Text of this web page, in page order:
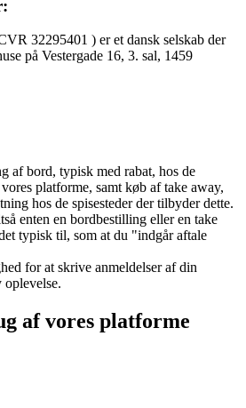
32295401 ) er et dansk selskab der
på Vestergade 16, 3. sal, 1459
af bord, typisk med rabat, hos de
platforme, samt køb af take away,
hos de spisesteder der tilbyder dette.
enten en bordbestilling eller en take
typisk til, som at du "indgår aftale
for at skrive anmeldelser af din
oplevelse.
af vores platforme